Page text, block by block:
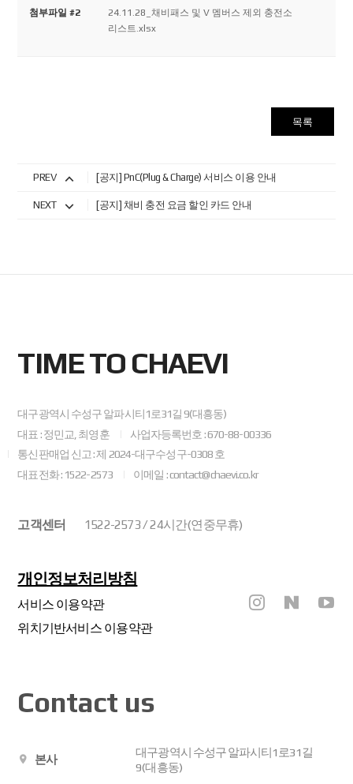
첨부파일 #2
24.11.28_채비패스 및 V 멤버스 제외 충전소
리스트.xlsx
목록
PREV [공지] PnC(Plug & Charge) 서비스 이용 안내
NEXT [공지] 채비 충전 요금 할인 카드 안내
TIME TO CHAEVI
대구광역시 수성구 알파시티1로31길 9(대흥동)
대표 : 정민교, 최영훈
사업자등록번호 : 670-88-00336
통신판매업 신고 : 제 2024-대구수성구-0308 호
대표전화 : 1522-2573
이메일 : contact@chaevi.co.kr
고객센터 1522-2573 / 24시간(연중무휴)
개인정보처리방침
서비스 이용약관
위치기반서비스 이용약관
Contact us
본사
대구광역시 수성구 알파시티1로31길
9(대흥동)